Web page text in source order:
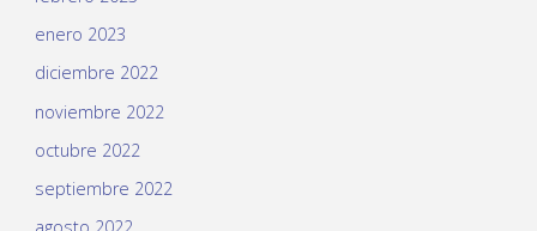
enero 2023
diciembre 2022
noviembre 2022
octubre 2022
septiembre 2022